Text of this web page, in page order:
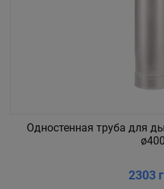
Одностенная труба для
ø400
2303